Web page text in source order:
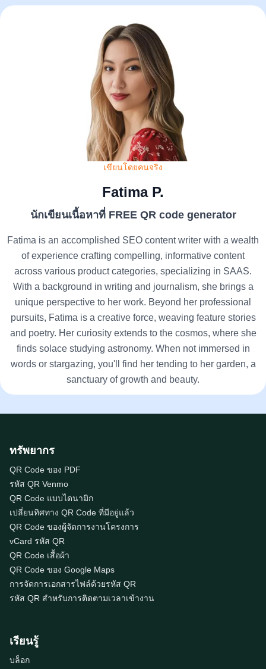
เขียนโดยคนจริง
Fatima P.
นักเขียนเนื้อหาที่ FREE QR code generator
Fatima is an accomplished SEO content writer with a wealth
of experience crafting compelling, informative content
across various product categories, specializing in SAAS.
With a background in writing and journalism, she brings a
unique perspective to her work. Beyond her professional
pursuits, Fatima is a creative force, weaving feature stories
and poetry. Her curiosity extends to the cosmos, where she
finds solace studying astronomy. When not immersed in
words or stargazing, you'll find her tending to her garden, a
sanctuary of growth and beauty.
ทรัพยากร
QR Code ของ PDF
รหัส QR Venmo
QR Code แบบไดนามิก
เปลี่ยนทิศทาง QR Code ที่มีอยู่แล้ว
QR Code ของผู้จัดการงานโครงการ
vCard รหัส QR
QR Code เสื้อผ้า
QR Code ของ Google Maps
การจัดการเอกสารไฟล์ด้วยรหัส QR
รหัส QR สำหรับการติดตามเวลาเข้างาน
เรียนรู้
บล็อก